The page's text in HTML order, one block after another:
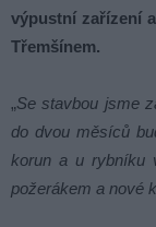
výpustní zařízení
Třemšínem.
„Se stavbou jsme
do dvou měsíců
korun a u rybníku
požerákem a nové